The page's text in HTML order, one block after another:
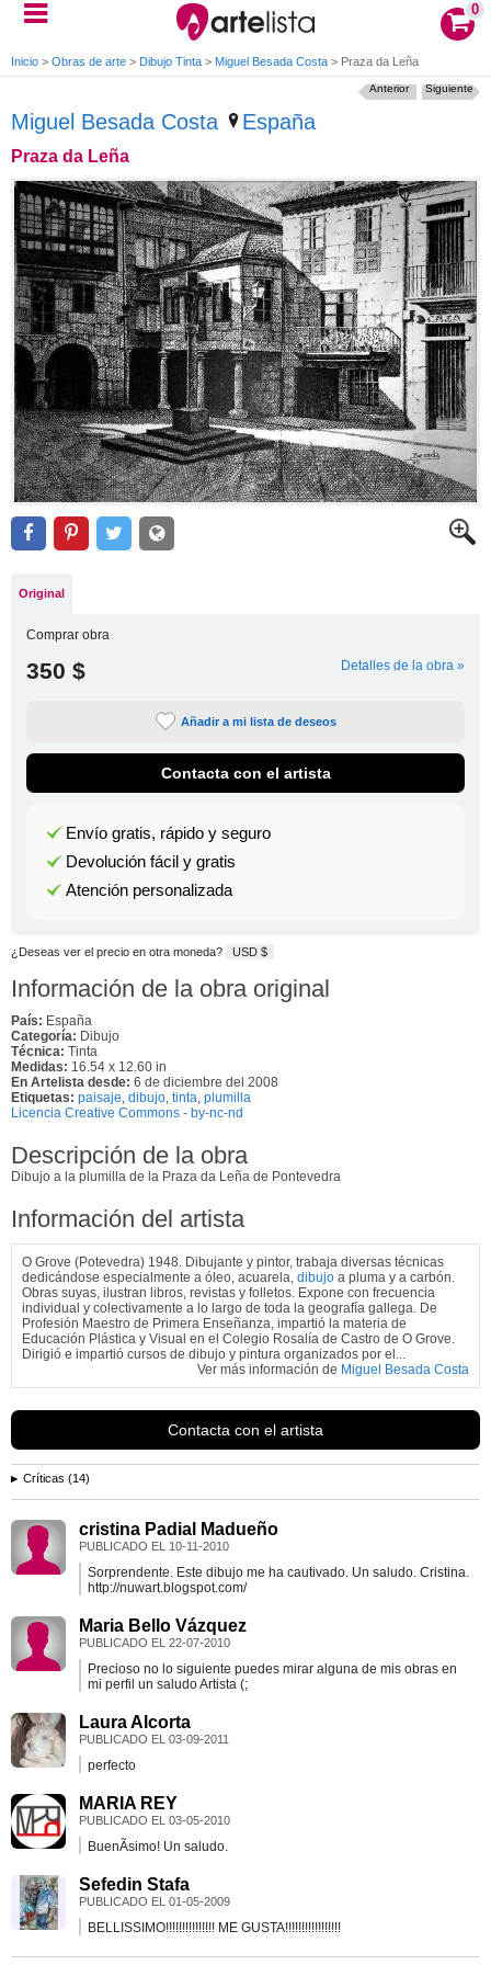
0
Inicio > Obras de arte > Dibujo Tinta > Miguel Besada Costa > Praza da Leña
Miguel Besada Costa España
Praza da Leña
Siguiente
Anterior
Original
Comprar obra
350 $ Detalles de la obra »
Añadir a mi lista de deseos
Contacta con el artista
Envío gratis, rápido y seguro
Devolución fácil y gratis
Atención personalizada
¿Deseas ver el precio en otra moneda? USD $
Información de la obra original
País: España
Categoría: Dibujo
Técnica: Tinta
Medidas: 16.54 x 12.60 in
En Artelista desde: 6 de diciembre del 2008
Etiquetas: paisaje, dibujo, tinta, plumilla
Licencia Creative Commons - by-nc-nd
Descripción de la obra
Dibujo a la plumilla de la Praza da Leña de Pontevedra
Información del artista
O Grove (Potevedra) 1948. Dibujante y pintor, trabaja diversas técnicas
dedicándose especialmente a óleo, acuarela, dibujo a pluma y a carbón.
Obras suyas, ilustran libros, revistas y folletos. Expone con frecuencia
individual y colectivamente a lo largo de toda la geografía gallega. De
Profesión Maestro de Primera Enseñanza, impartió la materia de
Educación Plástica y Visual en el Colegio Rosalía de Castro de O Grove.
Dirigió e impartió cursos de dibujo y pintura organizados por el...
Ver más información de Miguel Besada Costa
Contacta con el artista
Críticas (14)
cristina Padial Madueño
PUBLICADO EL 10-11-2010
Sorprendente. Este dibujo me ha cautivado. Un saludo. Cristina.
http://nuwart.blogspot.com/
Maria Bello Vázquez
PUBLICADO EL 22-07-2010
Precioso no lo siguiente puedes mirar alguna de mis obras en
mi perfil un saludo Artista (;
Laura Alcorta
PUBLICADO EL 03-09-2011
perfecto
MARIA REY
PUBLICADO EL 03-05-2010
BuenÃ­simo! Un saludo.
Sefedin Stafa
PUBLICADO EL 01-05-2009
BELLISSIMO!!!!!!!!!!!!!!! ME GUSTA!!!!!!!!!!!!!!!!!